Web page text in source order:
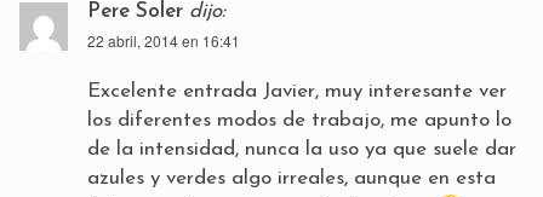
Pere Soler dijo:
22 abril, 2014 en 16:41
Excelente entrada Javier, muy interesante ver
los diferentes modos de trabajo, me apunto lo
de la intensidad, nunca la uso ya que suele dar
azules y verdes algo irreales, aunque en esta